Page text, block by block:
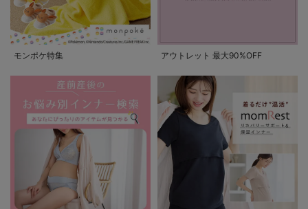
モンポケ特集 アウトレット 最大90%OFF